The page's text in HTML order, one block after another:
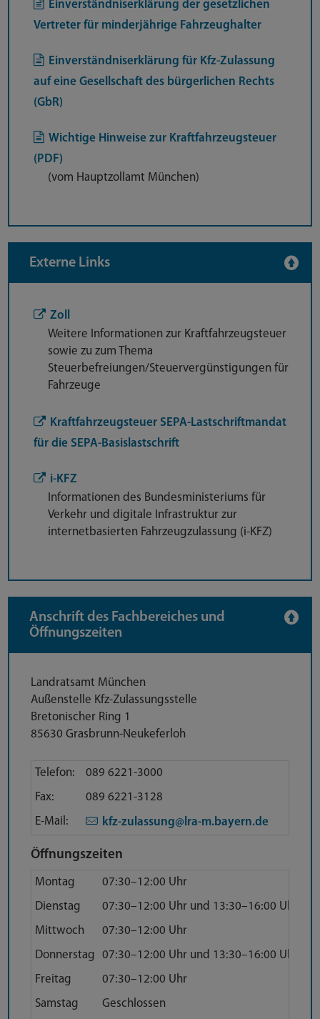
Einverständniserklärung der gesetzlichen
Vertreter für minderjährige Fahrzeughalter
Einverständniserklärung für Kfz-Zulassung
auf eine Gesellschaft des bürgerlichen Rechts
(GbR)
Wichtige Hinweise zur Kraftfahrzeugsteuer
(PDF)
(vom Hauptzollamt München)
Externe Links
Zoll
Weitere Informationen zur Kraftfahrzeugsteuer
sowie zu zum Thema
Steuerbefreiungen/Steuervergünstigungen für
Fahrzeuge
Kraftfahrzeugsteuer SEPA-Lastschriftmandat
für die SEPA-Basislastschrift
i-KFZ
Informationen des Bundesministeriums für
Verkehr und digitale Infrastruktur zur
internetbasierten Fahrzeugzulassung (i-KFZ)
Anschrift des Fachbereiches und
Öffnungszeiten
Anschrift
Landratsamt München
Außenstelle Kfz-Zulassungsstelle
Bretonischer Ring 1
85630 Grasbrunn-Neukeferloh
Direktkontakt
Telefon:
089 6221-3000
Fax:
089 6221-3128
E-Mail:
kfz-zulassung@lra-m.bayern.de
Öffnungszeiten
Montag
07:30–12:00 Uhr
Dienstag
07:30–12:00 Uhr und 13:30–16:00 Uhr
Mittwoch
07:30–12:00 Uhr
Donnerstag
07:30–12:00 Uhr und 13:30–16:00 Uhr
Freitag
07:30–12:00 Uhr
Samstag
Geschlossen